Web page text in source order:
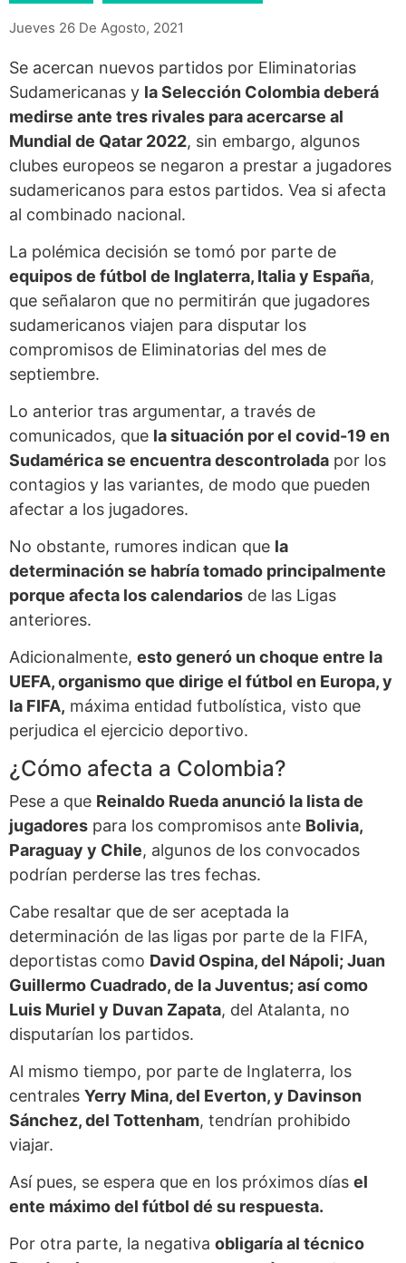
Jueves 26 De Agosto, 2021
Se acercan nuevos partidos por Eliminatorias
Sudamericanas y la Selección Colombia deberá
medirse ante tres rivales para acercarse al
Mundial de Qatar 2022, sin embargo, algunos
clubes europeos se negaron a prestar a jugadores
sudamericanos para estos partidos. Vea si afecta
al combinado nacional.
La polémica decisión se tomó por parte de
equipos de fútbol de Inglaterra, Italia y España,
que señalaron que no permitirán que jugadores
sudamericanos viajen para disputar los
compromisos de Eliminatorias del mes de
septiembre.
Lo anterior tras argumentar, a través de
comunicados, que la situación por el covid-19 en
Sudamérica se encuentra descontrolada por los
contagios y las variantes, de modo que pueden
afectar a los jugadores.
No obstante, rumores indican que la
determinación se habría tomado principalmente
porque afecta los calendarios de las Ligas
anteriores.
Adicionalmente, esto generó un choque entre la
UEFA, organismo que dirige el fútbol en Europa, y
la FIFA, máxima entidad futbolística, visto que
perjudica el ejercicio deportivo.
¿Cómo afecta a Colombia?
Pese a que Reinaldo Rueda anunció la lista de
jugadores para los compromisos ante Bolivia,
Paraguay y Chile, algunos de los convocados
podrían perderse las tres fechas.
Cabe resaltar que de ser aceptada la
determinación de las ligas por parte de la FIFA,
deportistas como David Ospina, del Nápoli; Juan
Guillermo Cuadrado, de la Juventus; así como
Luis Muriel y Duvan Zapata, del Atalanta, no
disputarían los partidos.
Al mismo tiempo, por parte de Inglaterra, los
centrales Yerry Mina, del Everton, y Davinson
Sánchez, del Tottenham, tendrían prohibido
viajar.
Así pues, se espera que en los próximos días el
ente máximo del fútbol dé su respuesta.
Por otra parte, la negativa obligaría al técnico